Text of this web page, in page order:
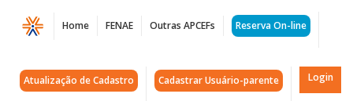
Página
Prorrogado
Home FENAE Outras APCEFs Reserva On-line
Atualização de Cadastro Cadastrar Usuário-parente Login